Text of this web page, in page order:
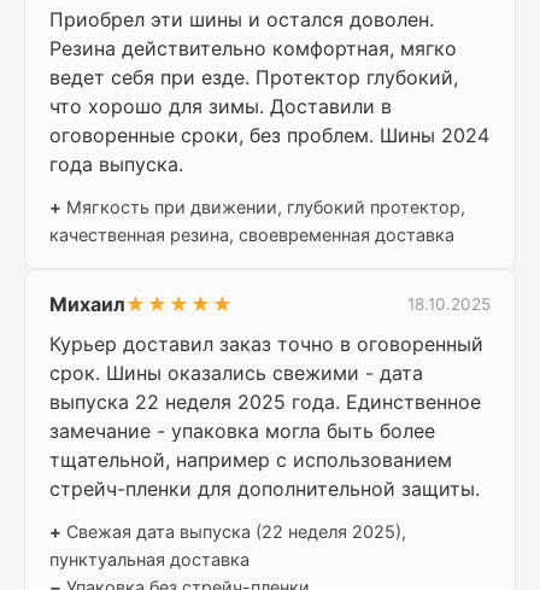
Приобрел эти шины и остался доволен.
Резина действительно комфортная, мягко
ведет себя при езде. Протектор глубокий,
что хорошо для зимы. Доставили в
оговоренные сроки, без проблем. Шины 2024
года выпуска.
+ Мягкость при движении, глубокий протектор,
качественная резина, своевременная доставка
Михаил★★★★★ 18.10.2025
Курьер доставил заказ точно в оговоренный
срок. Шины оказались свежими - дата
выпуска 22 неделя 2025 года. Единственное
замечание - упаковка могла быть более
тщательной, например с использованием
стрейч-пленки для дополнительной защиты.
+ Свежая дата выпуска (22 неделя 2025),
пунктуальная доставка